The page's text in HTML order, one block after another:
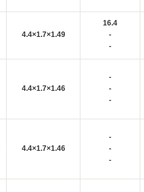
4.4×1.7×1.49
16.4
-
-
4.4×1.7×1.46
-
-
-
4.4×1.7×1.46
-
-
-